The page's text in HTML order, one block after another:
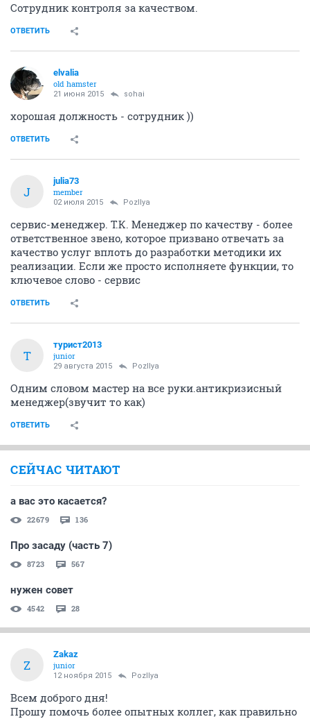
Сотрудник контроля за качеством.
ОТВЕТИТЬ
elvalia
old hamster
21 июня 2015 sohai
хорошая должность - сотрудник ))
ОТВЕТИТЬ
J
julia73
member
02 июля 2015 PozIlya
сервис-менеджер. Т.К. Менеджер по качеству - более
ответственное звено, которое призвано отвечать за
качество услуг вплоть до разработки методики их
реализации. Если же просто исполняете функции, то
ключевое слово - сервис
ОТВЕТИТЬ
Т
турист2013
junior
29 августа 2015 PozIlya
Одним словом мастер на все руки.антикризисный
менеджер(звучит то как)
ОТВЕТИТЬ
СЕЙЧАС ЧИТАЮТ
а вас это касается?
22679 136
Про засаду (часть 7)
8723 567
нужен совет
4542 28
Z
Zakaz
junior
12 ноября 2015 PozIlya
Всем доброго дня!
Прошу помочь более опытных коллег, как правильно